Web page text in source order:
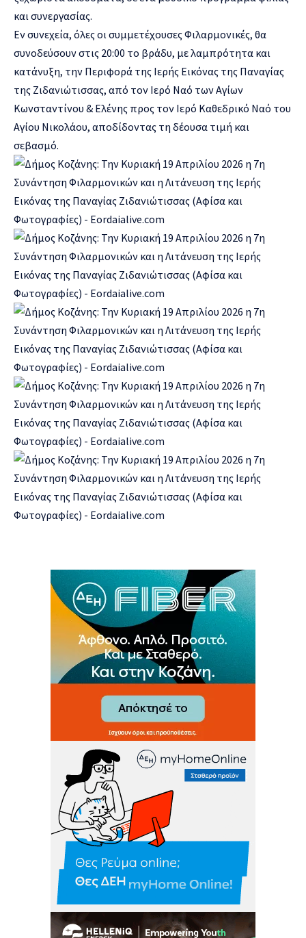
και συνεργασίας.
Εν συνεχεία, όλες οι συμμετέχουσες Φιλαρμονικές, θα
συνοδεύσουν στις 20:00 το βράδυ, με λαμπρότητα και
κατάνυξη, την Περιφορά της Ιερής Εικόνας της Παναγίας
της Ζιδανιώτισσας, από τον Ιερό Ναό των Αγίων
Κωνσταντίνου & Ελένης προς τον Ιερό Καθεδρικό Ναό του
Αγίου Νικολάου, αποδίδοντας τη δέουσα τιμή και
σεβασμό.